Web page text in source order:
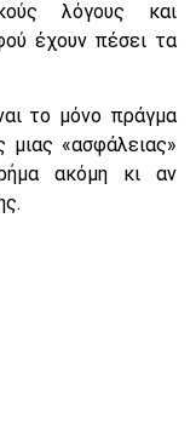
λόγους και
έχουν πέσει τα
το μόνο πράγμα
μιας «ασφάλειας»
ακόμη κι αν